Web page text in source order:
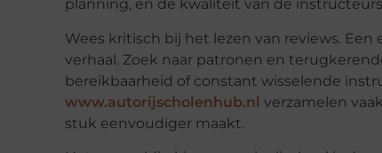
planning, en de kwaliteit van de
Wees kritisch bij het lezen van reviews.
verhaal. Zoek naar patronen en
bereikbaarheid of constant wisselende
www.autorijscholenhub.nl verzamelen
stuk eenvoudiger maakt.